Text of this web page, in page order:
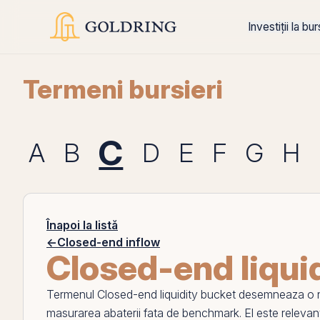
Investiții la
Termeni bursieri
A B C D E F G H
Înapoi la listă
←Closed-end inflow
Closed-end
Termenul Closed-end liquidity bucket desemneaza o
masurarea abaterii fata de benchmark. El este